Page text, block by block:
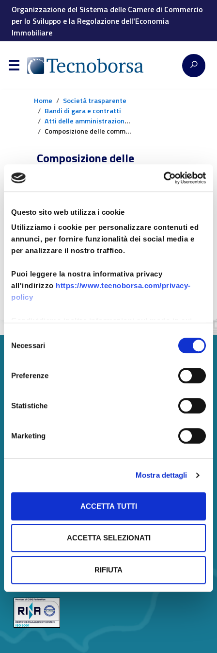
Questo sito web utilizza i cookie
Utilizziamo i cookie per personalizzare contenuti ed
annunci, per fornire funzionalità dei social media e
per analizzare il nostro traffico.
Puoi leggere la nostra informativa privacy
all'indirizzo https://www.tecnoborsa.com/privacy-
policy
occupano di analisi dei dati web, pubblicità e social
informazioni che ha fornito loro o che hanno raccolto
dal suo utilizzo dei loro servizi.
Selezione
delNecessari
Preferenze
Statistiche
Marketing
Mostra dettagli
ACCETTA TUTTI
ACCETTA SELEZIONATI
RIFIUTA
Organizzazione del Sistema delle Camere di Commercio
per lo Sviluppo e la Regolazione dell'Economia
Immobiliare
Home
Società trasparente
Bandi di gara e contratti
Atti delle amministrazioni aggiudicatrici e degli enti aggiudicatori distintamente per ogni procedura
Composizione delle commissioni aggiudicatrici e i curricula dei suoi componenti
Composizione delle
commissioni aggiudicatrici e i
curricula dei suoi componenti
Non ci sono contenuti relativi a questa
sezione
2021
P. IVA:05375771002
Centralino: +39.06.57300710
Servizi
Certificazione
Analisi di Mercato
Company Profile
Company Profile Description